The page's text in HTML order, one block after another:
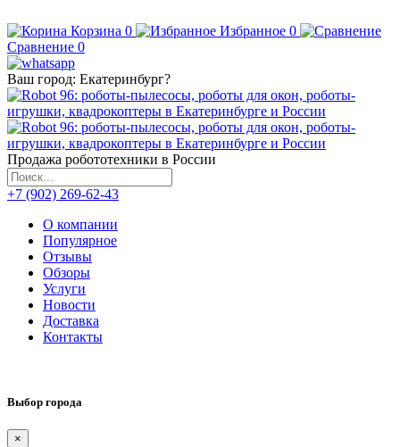
Корзина 0 Избранное 0
Сравнение 0
Ваш город: Екатеринбург?
Продажа робототехники в России
+7 (902) 269-62-43
О компании
Популярное
Отзывы
Обзоры
Услуги
Новости
Доставка
Контакты
Выбор города
×